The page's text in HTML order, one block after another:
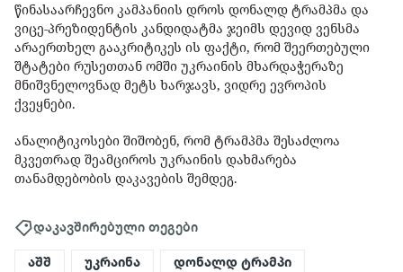
წინასაარჩევნო კამპანიის დროს დონალდ ტრამპმა და
ვიცე-პრეზიდენტის კანდიდატმა ჯეიმს დევიდ ვენსმა
არაერთხელ გააკრიტიკეს ის ფაქტი, რომ შეერთებული
შტატები რუსეთთან ომში უკრაინის მხარდაჭერაზე
მნიშვნელოვნად მეტს ხარჯავს, ვიდრე ევროპის
ქვეყნები.
ანალიტიკოსები შიშობენ, რომ ტრამპმა შესაძლოა
მკვეთრად შეამციროს უკრაინის დახმარება
თანამდებობის დაკავების შემდეგ.
დაკავშირებული თეგები
აშშ უკრაინა დონალდ ტრამპი